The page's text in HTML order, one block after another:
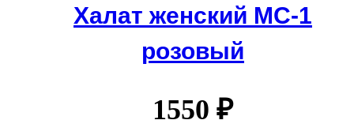
Халат женский МС-1
розовый
1550 ₽